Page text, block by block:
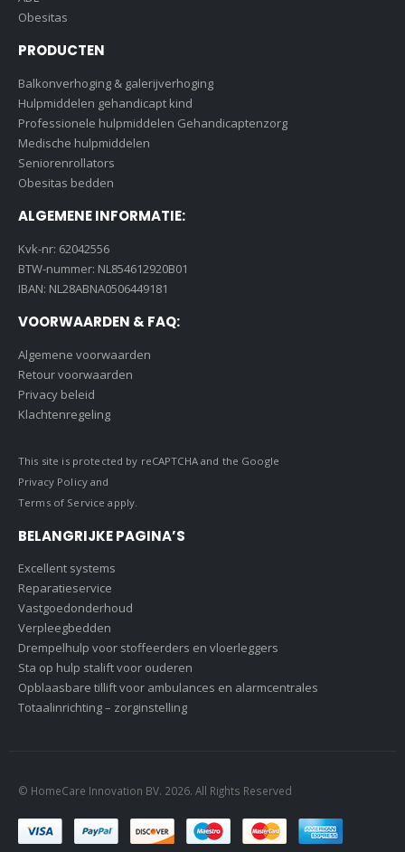
Obesitas
PRODUCTEN
Balkonverhoging & galerijverhoging
Hulpmiddelen gehandicapt kind
Professionele hulpmiddelen Gehandicaptenzorg
Medische hulpmiddelen
Seniorenrollators
Obesitas bedden
ALGEMENE INFORMATIE:
Kvk-nr: 62042556
BTW-nummer: NL854612920B01
IBAN: NL28ABNA0506449181
VOORWAARDEN & FAQ:
Algemene voorwaarden
Retour voorwaarden
Privacy beleid
Klachtenregeling
This site is protected by reCAPTCHA and the Google
Privacy Policyand
Terms of Service apply.
BELANGRIJKE PAGINA’S
Excellent systems
Reparatieservice
Vastgoedonderhoud
Verpleegbedden
Drempelhulp voor stoffeerders en vloerleggers
Sta op hulp stalift voor ouderen
Opblaasbare tillift voor ambulances en alarmcentrales
Totaalinrichting – zorginstelling
© HomeCare Innovation BV. 2026. All Rights Reserved